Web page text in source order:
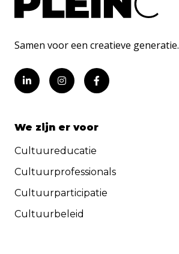
Samen voor een creatieve generatie.
We zijn er voor
Cultuureducatie
Cultuurprofessionals
Cultuurparticipatie
Cultuurbeleid